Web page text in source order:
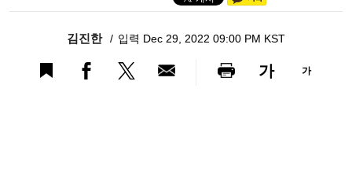
김진한 입력 Dec 29, 2022 09:00 PM KST
가 가